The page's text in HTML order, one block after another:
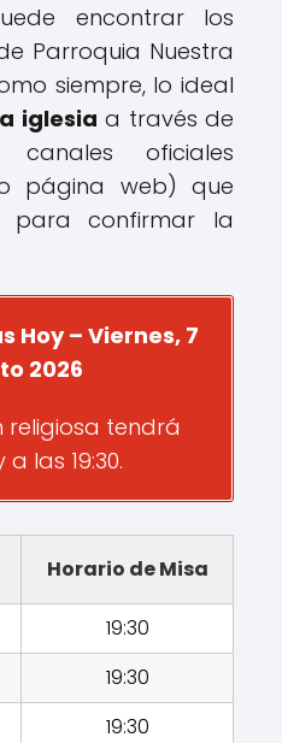
encontrar los
Parroquia Nuestra
siempre, lo ideal
iglesia a través de
oficiales
página web) que
para confirmar la
Hoy – Viernes, 7
2026
religiosa tendrá
las 19:30.
Horario de Misa
19:30
19:30
19:30